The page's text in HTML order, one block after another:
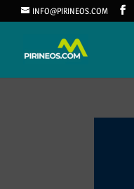
INFO@PIRINEOS.COM